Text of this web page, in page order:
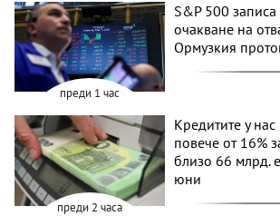
преди 1 час
S&P 500
очакване на
Ормузкия
преди 2 часа
Кредитите у
повече от 16%
близо 66 млрд.
юни